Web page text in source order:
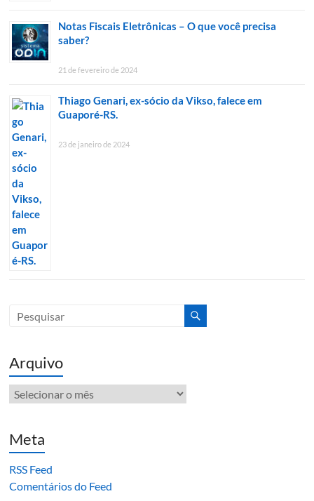
Notas Fiscais Eletrônicas – O que você precisa
saber?
21 de fevereiro de 2024
Thiago Genari, ex-sócio da Vikso, falece em
Guaporé-RS.
23 de janeiro de 2024
Arquivo
Arquivo
Meta
RSS Feed
Comentários do Feed